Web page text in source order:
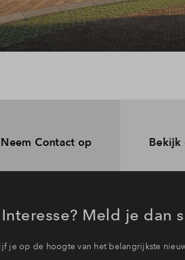
Contact op Bekijk
Interesse? Meld je dan
je op de hoogte van het belangrijkste